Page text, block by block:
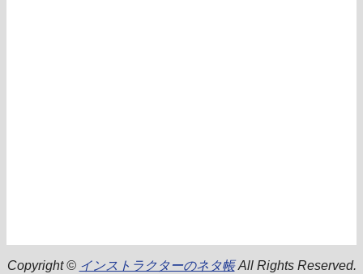
Copyright © インストラクターのネタ帳All Rights Reserved.